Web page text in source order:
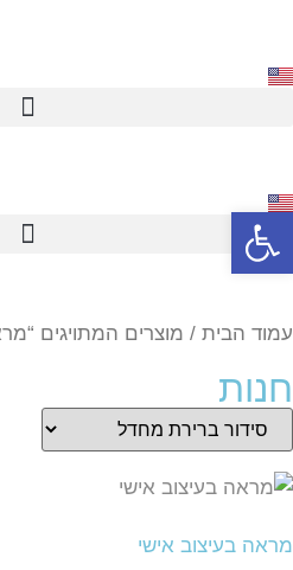
עמוד הבית / מוצרים המתויגים
חנות
מראה בעיצוב אישי
פתח סרגל נגישות